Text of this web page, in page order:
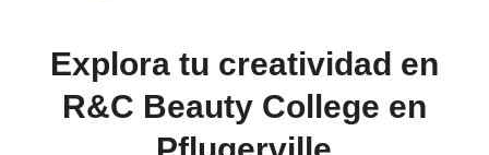
Explora tu creatividad en
R&C Beauty College en